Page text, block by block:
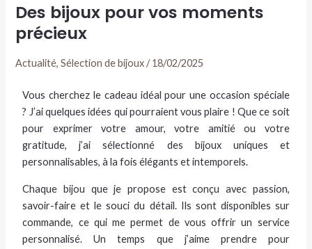
Des bijoux pour vos moments
précieux
Actualité,Sélection de bijoux/18/02/2025
Vous cherchez le cadeau idéal pour une occasion spéciale
? J’ai quelques idées qui pourraient vous plaire ! Que ce soit
pour exprimer votre amour, votre amitié ou votre
gratitude, j’ai sélectionné des bijoux uniques et
personnalisables, à la fois élégants et intemporels.
Chaque bijou que je propose est conçu avec passion,
savoir-faire et le souci du détail. Ils sont disponibles sur
commande, ce qui me permet de vous offrir un service
personnalisé. Un temps que j’aime prendre pour